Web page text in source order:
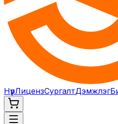
НүүрЛицензСургалтДэмжлэг